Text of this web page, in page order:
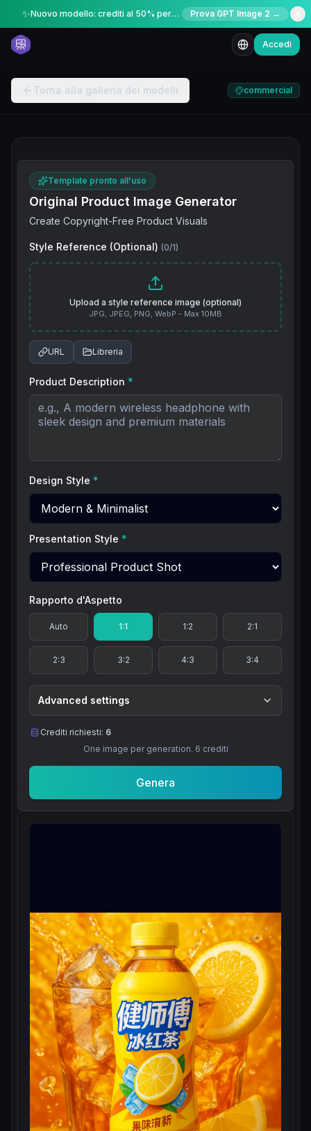
✨ Nuovo modello: crediti al 50% per un periodo limitato Prova GPT Image 2 →
Accedi
Torna alla galleria dei modelli commercial
Template pronto all'uso
Original Product Image Generator
Create Copyright-Free Product Visuals
Style Reference (Optional) (0/1)
Upload a style reference image (optional)
JPG, JPEG, PNG, WebP - Max 10MB
URL Libreria
Product Description *
Design Style *
Presentation Style *
Rapporto d'Aspetto
Auto 1:1 1:2 2:1
2:3 3:2 4:3 3:4
Advanced settings
Crediti richiesti: 6
One image per generation. 6 crediti
Genera